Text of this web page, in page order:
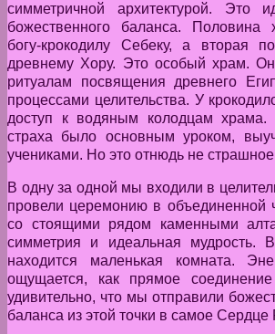
симметричной архитектурой. Это
божественного баланса. Половина
богу-крокодилу Себеку, а вторая
древнему Хору. Это особый храм. Он
ритуалам посвящения древнего
процессами целительства. У
доступ к водяным колодцам храма.
страха было основным уроком,
учениками. Но это отнюдь не
В одну за одной мы входили в
провели церемонию в объединенной
со стоящими рядом каменными
симметрия и идеальная мудрость.
находится маленькая комната.
ощущается, как прямое
удивительно, что мы отправили
баланса из этой точки в самое Сердце